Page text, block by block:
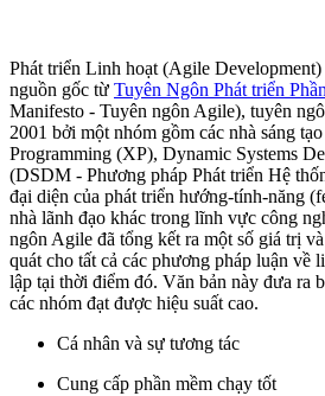
Phát triển Linh hoạt (Agile
nguồn gốc từ Tuyên Ngôn Phát triển
Manifesto - Tuyên ngôn Agile), tuyên
2001 bởi một nhóm gồm các nhà sáng
Programming (XP), Dynamic Systems
(DSDM - Phương pháp Phát triển Hệ
đại diện của phát triển hướng-tính-năng
nhà lãnh đạo khác trong lĩnh vực công
ngôn Agile đã tổng kết ra một số giá trị
quát cho tất cả các phương pháp luận về
lập tại thời điểm đó. Văn bản này đưa ra
các nhóm đạt được hiệu suất cao.
Cá nhân và sự tương tác
Cung cấp phần mềm chạy tốt